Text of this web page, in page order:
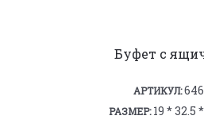
Буфет с
АРТИКУЛ:
РАЗМЕР:19 * 32.5